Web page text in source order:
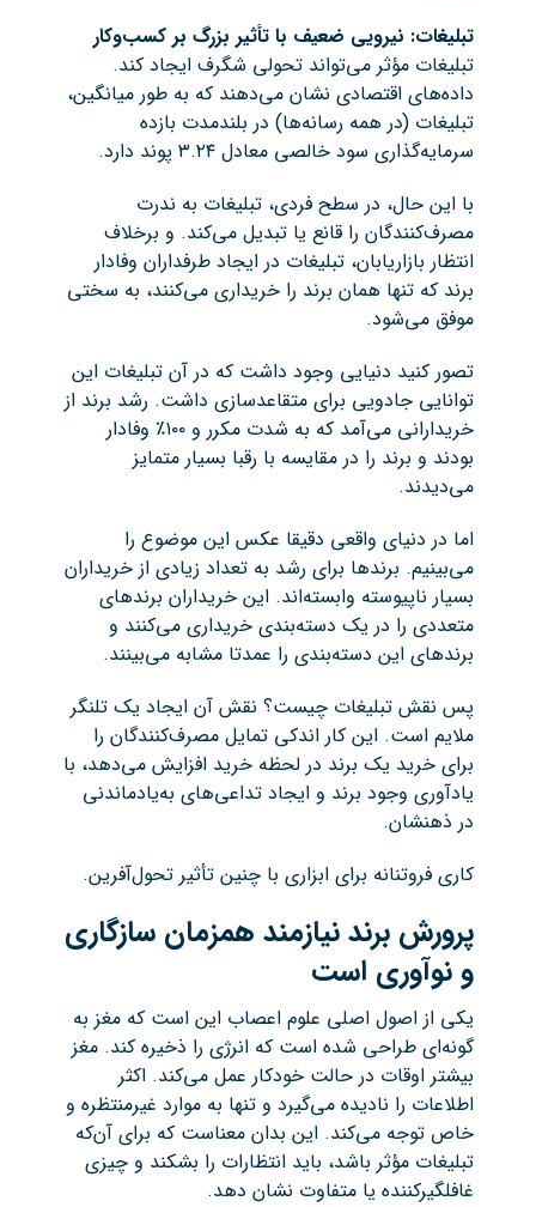
تبلیغات: نیرویی ضعیف با تأثیر بزرگ بر کسب‌وکار
تبلیغات مؤثر می‌تواند تحولی شگرف ایجاد کند.
داده‌های اقتصادی نشان می‌دهند که به طور میانگین،
تبلیغات (در همه رسانه‌ها) در بلندمدت بازده
سرمایه‌گذاری سود خالصی معادل ۳.۲۴ پوند دارد.
با این حال، در سطح فردی، تبلیغات به ندرت
مصرف‌کنندگان را قانع یا تبدیل می‌کند. و برخلاف
انتظار بازاریابان، تبلیغات در ایجاد طرفداران وفادار
برند که تنها همان برند را خریداری می‌کنند، به سختی
موفق می‌شود.
تصور کنید دنیایی وجود داشت که در آن تبلیغات این
توانایی جادویی برای متقاعدسازی داشت. رشد برند از
خریدارانی می‌آمد که به شدت مکرر و ۱۰۰٪ وفادار
بودند و برند را در مقایسه با رقبا بسیار متمایز
می‌دیدند.
اما در دنیای واقعی دقیقا عکس این موضوع را
می‌بینیم. برندها برای رشد به تعداد زیادی از خریداران
بسیار ناپیوسته وابسته‌اند. این خریداران برندهای
متعددی را در یک دسته‌بندی خریداری می‌کنند و
برندهای این دسته‌بندی را عمدتا مشابه می‌بینند.
پس نقش تبلیغات چیست؟ نقش آن ایجاد یک تلنگر
ملایم است. این کار اندکی تمایل مصرف‌کنندگان را
برای خرید یک برند در لحظه خرید افزایش می‌دهد، با
یادآوری وجود برند و ایجاد تداعی‌های به‌یادماندنی
در ذهنشان.
کاری فروتنانه برای ابزاری با چنین تأثیر تحول‌آفرین.
پرورش برند نیازمند همزمان سازگاری
و نوآوری است
یکی از اصول اصلی علوم اعصاب این است که مغز به
گونه‌ای طراحی شده است که انرژی را ذخیره کند. مغز
بیشتر اوقات در حالت خودکار عمل می‌کند. اکثر
اطلاعات را نادیده می‌گیرد و تنها به موارد غیرمنتظره و
خاص توجه می‌کند. این بدان معناست که برای آن‌که
تبلیغات مؤثر باشد، باید انتظارات را بشکند و چیزی
غافلگیرکننده یا متفاوت نشان دهد.